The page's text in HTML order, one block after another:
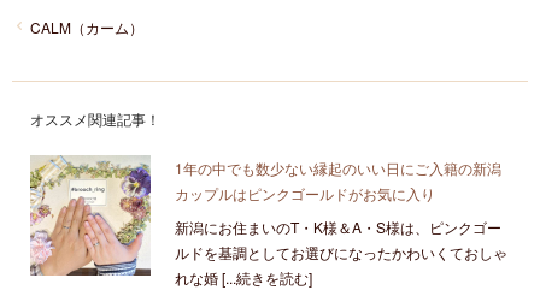
CALM（カーム）
オススメ関連記事！
1年の中でも数少ない縁起のいい日にご入籍の新潟
カップルはピンクゴールドがお気に入り
新潟にお住まいのT・K様＆A・S様は、ピンクゴー
ルドを基調としてお選びになったかわいくておしゃ
れな婚 [...続きを読む]